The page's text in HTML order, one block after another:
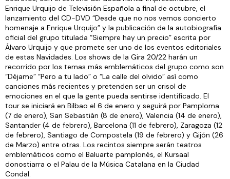
Enrique Urquijo de Televisión Española a final de octubre, el
lanzamiento del CD-DVD “Desde que no nos vemos concierto
homenaje a Enrique Urquijo” y la publicación de la autobiografía
oficial del grupo titulada “Siempre hay un precio” escrita por
Álvaro Urquijo y que promete ser uno de los eventos editoriales
de estas Navidades. Los shows de la Gira 20/22 harán un
recorrido por los temas más emblemáticos del grupo como son
“Déjame” “Pero a tu lado” o “La calle del olvido” así como
canciones más recientes y pretenden ser un crisol de
emociones en el que la gente pueda sentirse identificado. El
tour se iniciará en Bilbao el 6 de enero y seguirá por Pamploma
(7 de enero), San Sebastián (8 de enero), Valencia (14 de enero),
Santander (4 de febrero), Barcelona (11 de febrero), Zaragoza (12
de febrero), Santiago de Compostela (19 de febrero) y Gijón (26
de Marzo) entre otras. Los recintos siempre serán teatros
emblemáticos como el Baluarte pamplonés, el Kursaal
donostiarra o el Palau de la Música Catalana en la Ciudad
Condal.